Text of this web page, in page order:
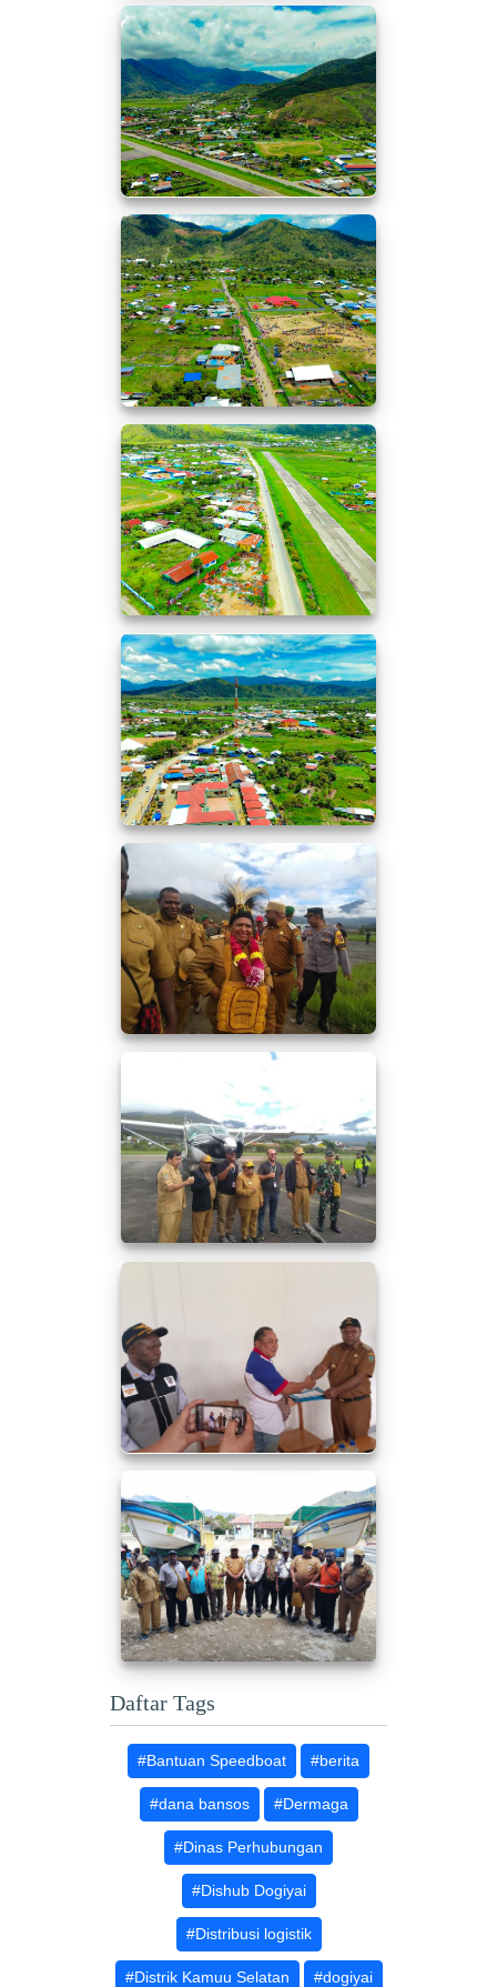
Daftar Tags
#Bantuan Speedboat #berita
#dana bansos #Dermaga
#Dinas Perhubungan
#Dishub Dogiyai
#Distribusi logistik
#Distrik Kamuu Selatan #dogiyai